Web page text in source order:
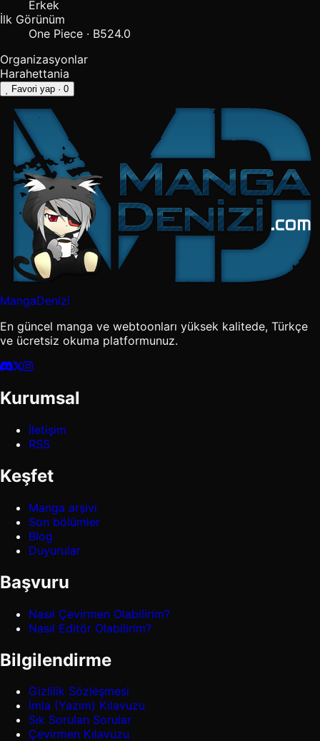
Erkek
İlk Görünüm
One Piece · B524.0
Organizasyonlar
Harahettania
Favori yap · 0
MangaDenizi
En güncel manga ve webtoonları yüksek kalitede, Türkçe
ve ücretsiz okuma platformunuz.
Kurumsal
İletişim
RSS
Keşfet
Manga arşivi
Son bölümler
Blog
Duyurular
Başvuru
Nasıl Çevirmen Olabilirim?
Nasıl Editör Olabilirim?
Bilgilendirme
Gizlilik Sözleşmesi
İmla (Yazım) Kılavuzu
Sık Sorulan Sorular
Çevirmen Kılavuzu